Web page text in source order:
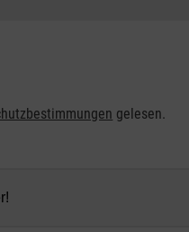
gelesen.